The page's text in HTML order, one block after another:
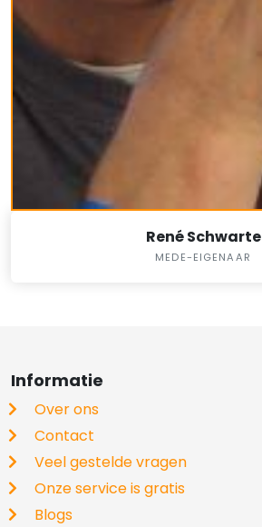
René Schwarte
MEDE-EIGENAAR
Informatie
Over ons
Contact
Veel gestelde vragen
Onze service is gratis
Blogs